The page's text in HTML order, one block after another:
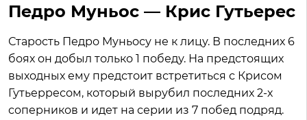
Педро Муньос — Крис Гутьерес
Старость Педро Муньосу не к лицу. В последних 6
боях он добыл только 1 победу. На предстоящих
выходных ему предстоит встретиться с Крисом
Гутьерресом, который вырубил последних 2-х
соперников и идет на серии из 7 побед подряд.